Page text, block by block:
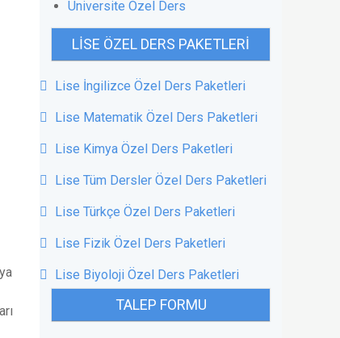
Üniversite Özel Ders
LISE ÖZEL DERS PAKETLERI
Lise İngilizce Özel Ders Paketleri
Lise Matematik Özel Ders Paketleri
Lise Kimya Özel Ders Paketleri
Lise Tüm Dersler Özel Ders Paketleri
Lise Türkçe Özel Ders Paketleri
Lise Fizik Özel Ders Paketleri
Lise Biyoloji Özel Ders Paketleri
TALEP FORMU